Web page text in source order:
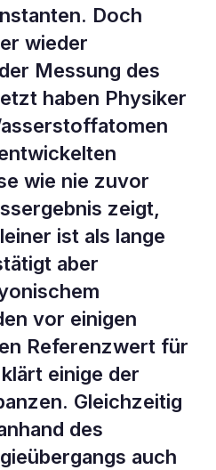
Doch
wieder
Messung des
haben Physiker
wie nie zuvor
zeigt,
ist als lange
aber
vor einigen
Referenzwert für
einige der
Gleichzeitig
des
auch